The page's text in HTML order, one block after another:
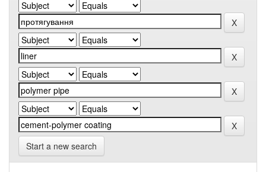
Start a new search